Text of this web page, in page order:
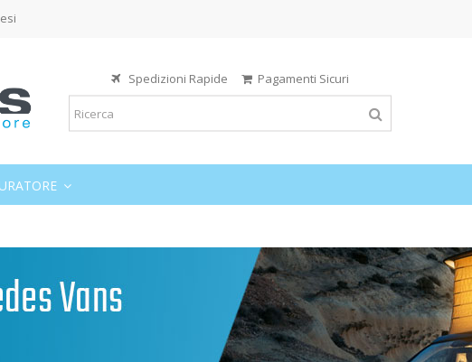
Spedizioni Rapide Pagamenti Sicuri